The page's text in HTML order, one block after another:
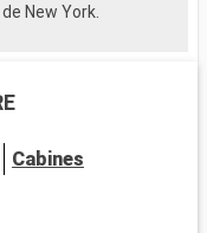
New York.
abrite une
oasis de verdure et
Cabines